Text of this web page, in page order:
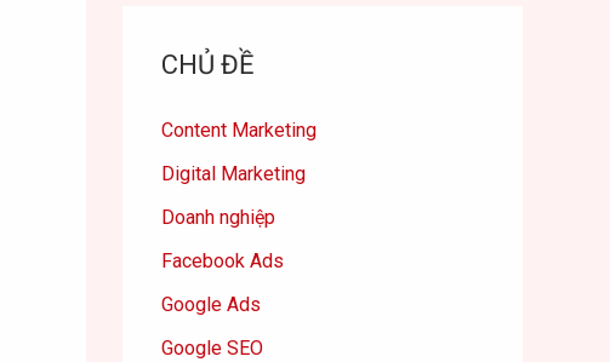
CHỦ ĐỀ
Content Marketing
Digital Marketing
Doanh nghiệp
Facebook Ads
Google Ads
Google SEO